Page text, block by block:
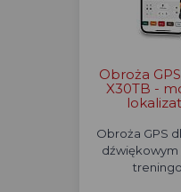
Obroża
X30TB -
Obroża GPS
dźwiękowym